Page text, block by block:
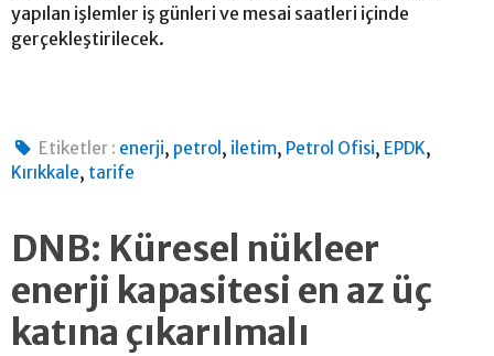
yapılan işlemler iş günleri ve mesai saatleri içinde
gerçekleştirilecek.
Etiketler : enerji, petrol , iletim, Petrol Ofisi, EPDK,
Kırıkkale, tarife
DNB: Küresel nükleer
enerji kapasitesi en az üç
katına çıkarılmalı